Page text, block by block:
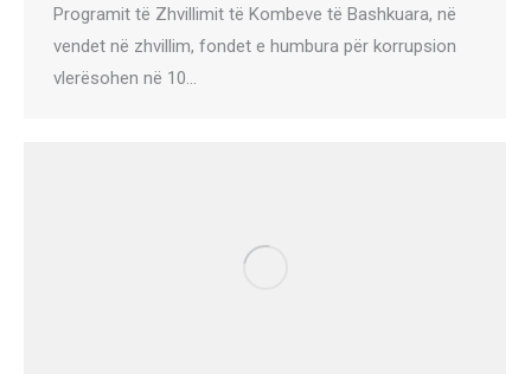
Programit të Zhvillimit të Kombeve të Bashkuara, në
vendet në zhvillim, fondet e humbura për korrupsion
vlerësohen në 10…